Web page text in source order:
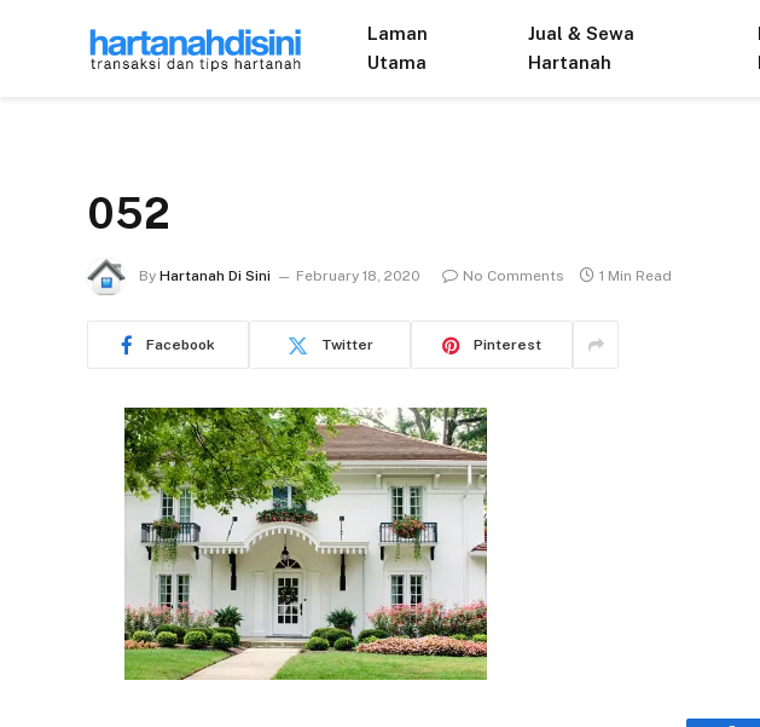
Laman
Utama
Jual & Sewa
Hartanah
052
By Hartanah Di Sini February 18, 2020 No Comments 1 Min Read
Facebook Twitter Pinterest